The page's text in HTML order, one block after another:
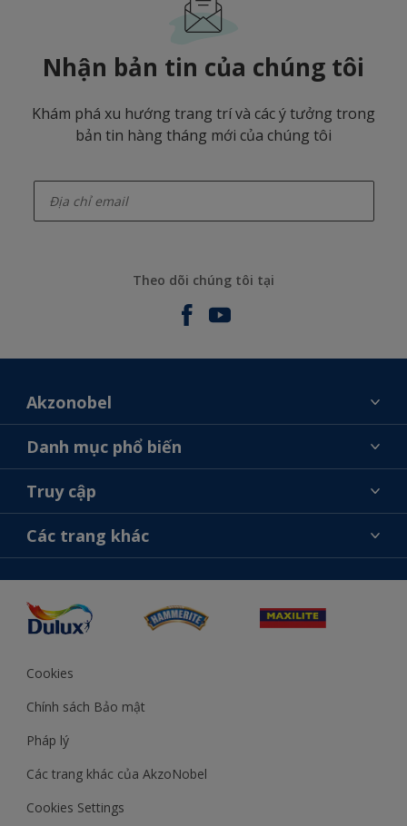
Nhận bản tin của chúng tôi
Khám phá xu hướng trang trí và các ý tưởng trong
bản tin hàng tháng mới của chúng tôi
Theo dõi chúng tôi tại
Akzonobel
Giới thiệu về AkzoNobel
Liên hệ chúng tôi
Tìm một cửa hàng
Danh mục phổ biến
Tìm màu sắc
Chọn sản phẩm
Ý tưởng
Truy cập
Khả năng truy cập
Tính Chính Xác về Màu Sắc
Các trang khác
Cookies
Chính sách Bảo mật
Pháp lý
Các trang khác của AkzoNobel
Cookies Settings